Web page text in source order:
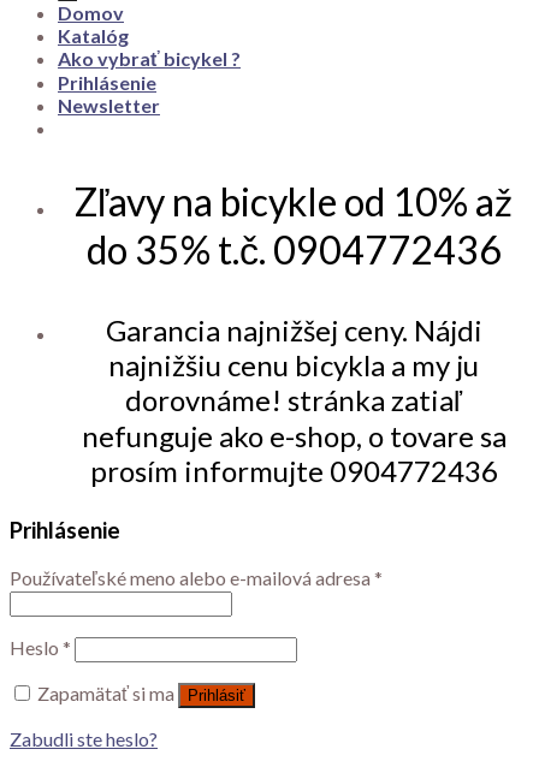
Domov
Katalóg
Ako vybrať bicykel ?
Prihlásenie
Newsletter
Zľavy na bicykle od 10% až
do 35% t.č. 0904772436
Garancia najnižšej ceny. Nájdi
najnižšiu cenu bicykla a my ju
dorovnáme! stránka zatiaľ
nefunguje ako e-shop, o tovare sa
prosím informujte 0904772436
Prihlásenie
Používateľské meno alebo e-mailová adresa *
Heslo *
Zapamätať si ma
Prihlásiť
Zabudli ste heslo?